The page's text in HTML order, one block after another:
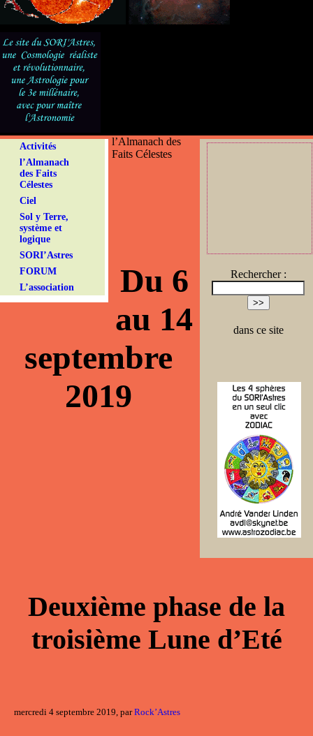
Activités
l’Almanach
des Faits
Célestes
Ciel
Sol y Terre,
système et
logique
SORI’Astres
FORUM
L’association
Rechercher :
dans ce site
l’Almanach des
Faits Célestes
Du 6
au 14
septembre
2019
Deuxième phase de la
troisième Lune d’Eté
mercredi 4 septembre 2019, parRock’Astres